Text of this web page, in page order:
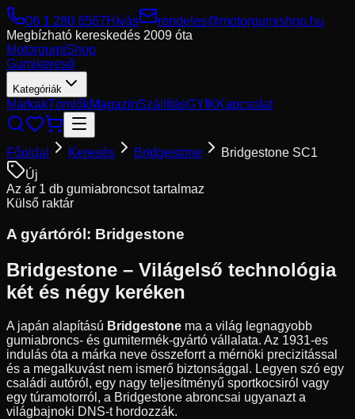
06 1 280 6567Hívás
rendeles@motorgumishop.hu
Megbízható kereskedés 2009 óta
MotorgumiShop
Gumikereső
Kategóriák
MárkákTömlőkMagazinSzállításGYIKKapcsolat
Főoldal Keresés Bridgestone
Bridgestone SC1
Új
Az ár 1 db gumiabroncsot tartalmaz
Külső raktár
A gyártóról: Bridgestone
Bridgestone – Világelső technológia
két és négy keréken
A japán alapítású Bridgestone ma a világ legnagyobb
gumiabroncs- és gumitermék-gyártó vállalata. Az 1931-es
indulás óta a márka neve összeforrt a mérnöki precizitással
és a megalkuvást nem ismerő biztonsággal. Legyen szó egy
családi autóról, egy nagy teljesítményű sportkocsiról vagy
egy túramotorról, a Bridgestone abroncsai ugyanazt a
világbajnoki DNS-t hordozzák.